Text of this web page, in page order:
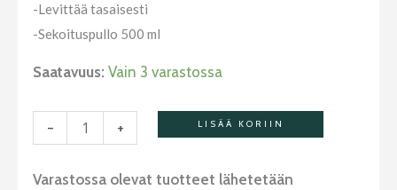
-Levittää tasaisesti
-Sekoituspullo 500 ml
Saatavuus: Vain 3 varastossa
- + LISÄÄ KORIIN
Varastossa olevat tuotteet lähetetään